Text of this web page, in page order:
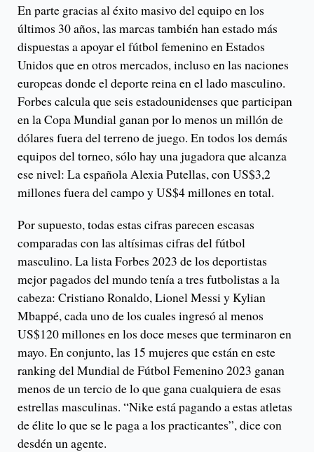
En parte gracias al éxito masivo del equipo en los
últimos 30 años, las marcas también han estado más
dispuestas a apoyar el fútbol femenino en Estados
Unidos que en otros mercados, incluso en las naciones
europeas donde el deporte reina en el lado masculino.
Forbes calcula que seis estadounidenses que participan
en la Copa Mundial ganan por lo menos un millón de
dólares fuera del terreno de juego. En todos los demás
equipos del torneo, sólo hay una jugadora que alcanza
ese nivel: La española Alexia Putellas, con US$3,2
millones fuera del campo y US$4 millones en total.
Por supuesto, todas estas cifras parecen escasas
comparadas con las altísimas cifras del fútbol
masculino. La lista Forbes 2023 de los deportistas
mejor pagados del mundo tenía a tres futbolistas a la
cabeza: Cristiano Ronaldo, Lionel Messi y Kylian
Mbappé, cada uno de los cuales ingresó al menos
US$120 millones en los doce meses que terminaron en
mayo. En conjunto, las 15 mujeres que están en este
ranking del Mundial de Fútbol Femenino 2023 ganan
menos de un tercio de lo que gana cualquiera de esas
estrellas masculinas. “Nike está pagando a estas atletas
de élite lo que se le paga a los practicantes”, dice con
desdén un agente.